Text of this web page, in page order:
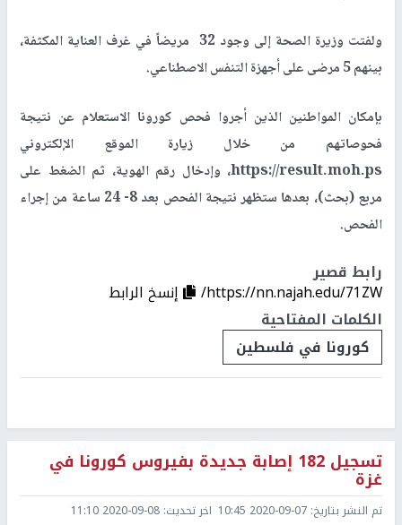
ولفتت وزيرة الصحة إلى وجود 32 مريضاً في غرف العناية المكثفة،
بينهم 5 مرضى على أجهزة التنفس الاصطناعي.
بإمكان المواطنين الذين أجروا فحص كورونا الاستعلام عن نتيجة
فحوصاتهم من خلال زيارة الموقع الإلكتروني
https://result.moh.ps، وإدخال رقم الهوية، ثم الضغط على
مربع (بحث)، بعدها ستظهر نتيجة الفحص بعد 8- 24 ساعة من إجراء
الفحص.
رابط قصير
https://nn.najah.edu/71ZW/
إنسخ الرابط
الكلمات المفتاحية
كورونا في فلسطين
تسجيل 182 إصابة جديدة بفيروس كورونا في
غزة
تم النشر بتاريخ: 2020-09-07 10:45 اخر تحديث: 2020-09-08 11:10